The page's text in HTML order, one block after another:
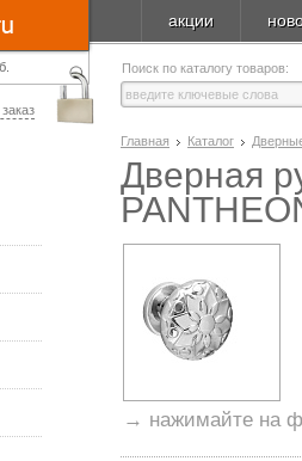
акции
Поиск по каталогу товаров:
Главная Каталог
Дверная
→ нажимайте на